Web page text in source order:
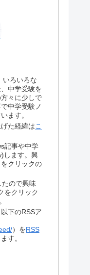
いろいろな
中学受験を
々に少しで
中学受験ノ
ます。
た経緯はこ
記事や中学
します。興
クリックの
たので興味
をクリック
下のRSSア
）をRSS
す。